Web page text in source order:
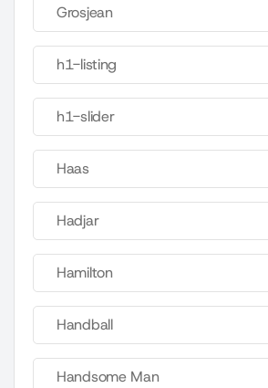
Grosjean
h1-listing
h1-slider
Haas
Hadjar
Hamilton
Handball
Handsome Man